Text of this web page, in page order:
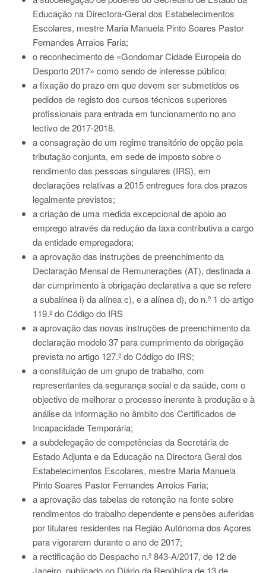
Educação na Directora-Geral dos Estabelecimentos
Escolares, mestre Maria Manuela Pinto Soares Pastor
Fernandes Arraios Faria;
o reconhecimento de «Gondomar Cidade Europeia do
Desporto 2017» como sendo de interesse público;
a fixação do prazo em que devem ser submetidos os
pedidos de registo dos cursos técnicos superiores
profissionais para entrada em funcionamento no ano
lectivo de 2017-2018.
a consagração de um regime transitório de opção pela
tributação conjunta, em sede de imposto sobre o
rendimento das pessoas singulares (IRS), em
declarações relativas a 2015 entregues fora dos prazos
legalmente previstos;
a criação de uma medida excepcional de apoio ao
emprego através da redução da taxa contributiva a cargo
da entidade empregadora;
a aprovação das instruções de preenchimento da
Declaração Mensal de Remunerações (AT), destinada a
dar cumprimento à obrigação declarativa a que se refere
a subalínea i) da alínea c), e a alínea d), do n.º 1 do artigo
119.º do Código do IRS
a aprovação das novas instruções de preenchimento da
declaração modelo 37 para cumprimento da obrigação
prevista no artigo 127.º do Código do IRS;
a constituição de um grupo de trabalho, com
representantes da segurança social e da saúde, com o
objectivo de melhorar o processo inerente à produção e à
análise da informação no âmbito dos Certificados de
Incapacidade Temporária;
a subdelegação de competências da Secretária de
Estado Adjunta e da Educação na Directora Geral dos
Estabelecimentos Escolares, mestre Maria Manuela
Pinto Soares Pastor Fernandes Arroios Faria;
a aprovação das tabelas de retenção na fonte sobre
rendimentos do trabalho dependente e pensões auferidas
por titulares residentes na Região Autónoma dos Açores
para vigorarem durante o ano de 2017;
a rectificação do Despacho n.º 843-A/2017, de 12 de
Janeiro, publicado no Diário da República de 13 de